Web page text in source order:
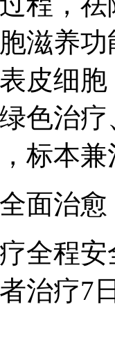
滋养
皮细
色治
标本
面治
全程
治疗7